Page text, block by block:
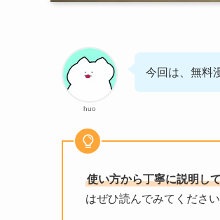
huo
今回は、無料
使い方から丁寧に説明し
はぜひ読んでみてください